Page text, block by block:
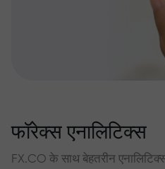
फॉरेक्स एनालिटिक्स
FX.CO के साथ बेहतरीन